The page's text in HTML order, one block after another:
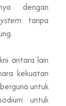
dengan
tanpa
antara lain
kekuatan
untuk
untuk